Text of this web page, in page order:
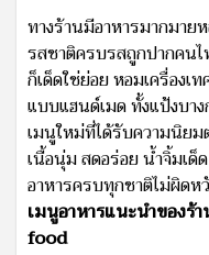
ทางร้านมีอาหารมากมาย
รสชาติครบรสถูกปากคน
ก็เด็ดใช่ย่อย หอมเครื่อง
แบบแฮนด์เมด ทั้งแป้งบา
เมนูใหม่ที่ได้รับความนิย
เนื้อนุ่ม สดอร่อย น้ำจิ้มเด็
อาหารครบทุกชาติไม่ผิดห
เมนูอาหารแนะนำของ
food